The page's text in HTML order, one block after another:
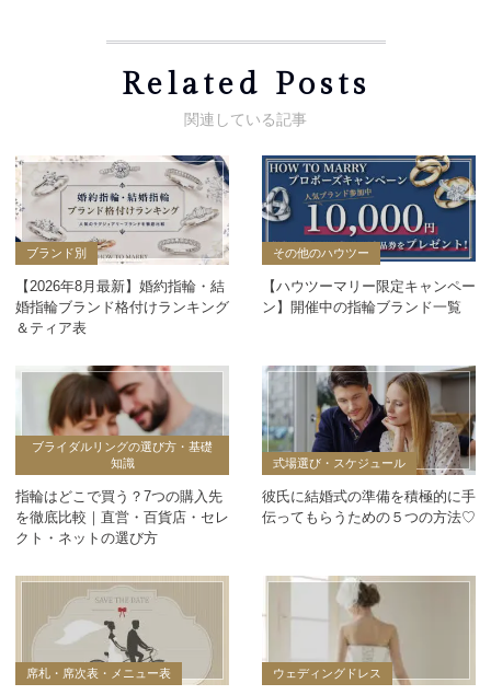
Related Posts
ブランド別
【2026年8月最新】婚約指輪・結
婚指輪ブランド格付けランキング
＆ティア表
その他のハウツー
【ハウツーマリー限定キャンペー
ン】開催中の指輪ブランド一覧
ブライダルリングの選び方・基礎
知識
指輪はどこで買う？7つの購入先
を徹底比較｜直営・百貨店・セレ
クト・ネットの選び方
式場選び・スケジュール
彼氏に結婚式の準備を積極的に手
伝ってもらうための５つの方法♡
席札・席次表・メニュー表 ウェディングドレス